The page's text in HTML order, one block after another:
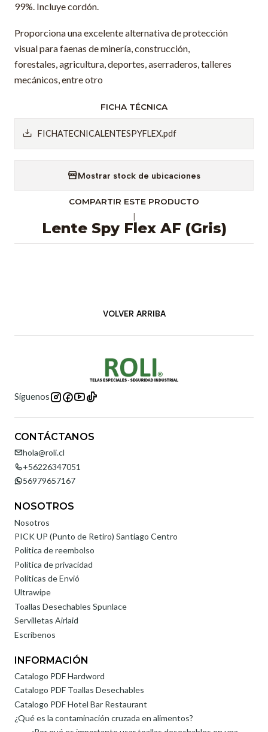
99%. Incluye cordón.
Proporciona una excelente alternativa de protección
visual para faenas de minería, construcción,
forestales, agricultura, deportes, aserraderos, talleres
mecánicos, entre otro
FICHA TÉCNICA
FICHATECNICALENTESPYFLEX.pdf
Mostrar stock de ubicaciones
COMPARTIR ESTE PRODUCTO
Lente Spy Flex AF (Gris)
VOLVER ARRIBA
Síguenos
CONTÁCTANOS
hola@roli.cl
+56226347051
56979657167
NOSOTROS
Nosotros
PICK UP (Punto de Retiro) Santiago Centro
Politica de reembolso
Política de privacidad
Políticas de Envió
Ultrawipe
Toallas Desechables Spunlace
Servilletas Airlaid
Escríbenos
INFORMACIÓN
Catalogo PDF Hardword
Catalogo PDF Toallas Desechables
Catalogo PDF Hotel Bar Restaurant
¿Qué es la contaminación cruzada en alimentos?